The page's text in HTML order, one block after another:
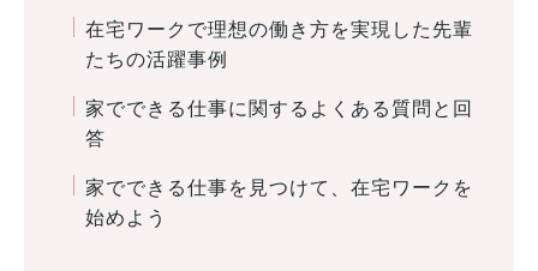
在宅ワークで理想の働き方を実現した先輩
たちの活躍事例
家でできる仕事に関するよくある質問と回
答
家でできる仕事を見つけて、在宅ワークを
始めよう